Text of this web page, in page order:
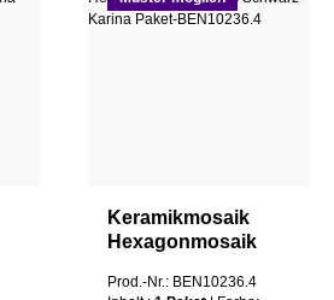
Keramikmosaik
Hexagonmosaik
Karina Paket
Prod.-Nr.: BEN10236.4